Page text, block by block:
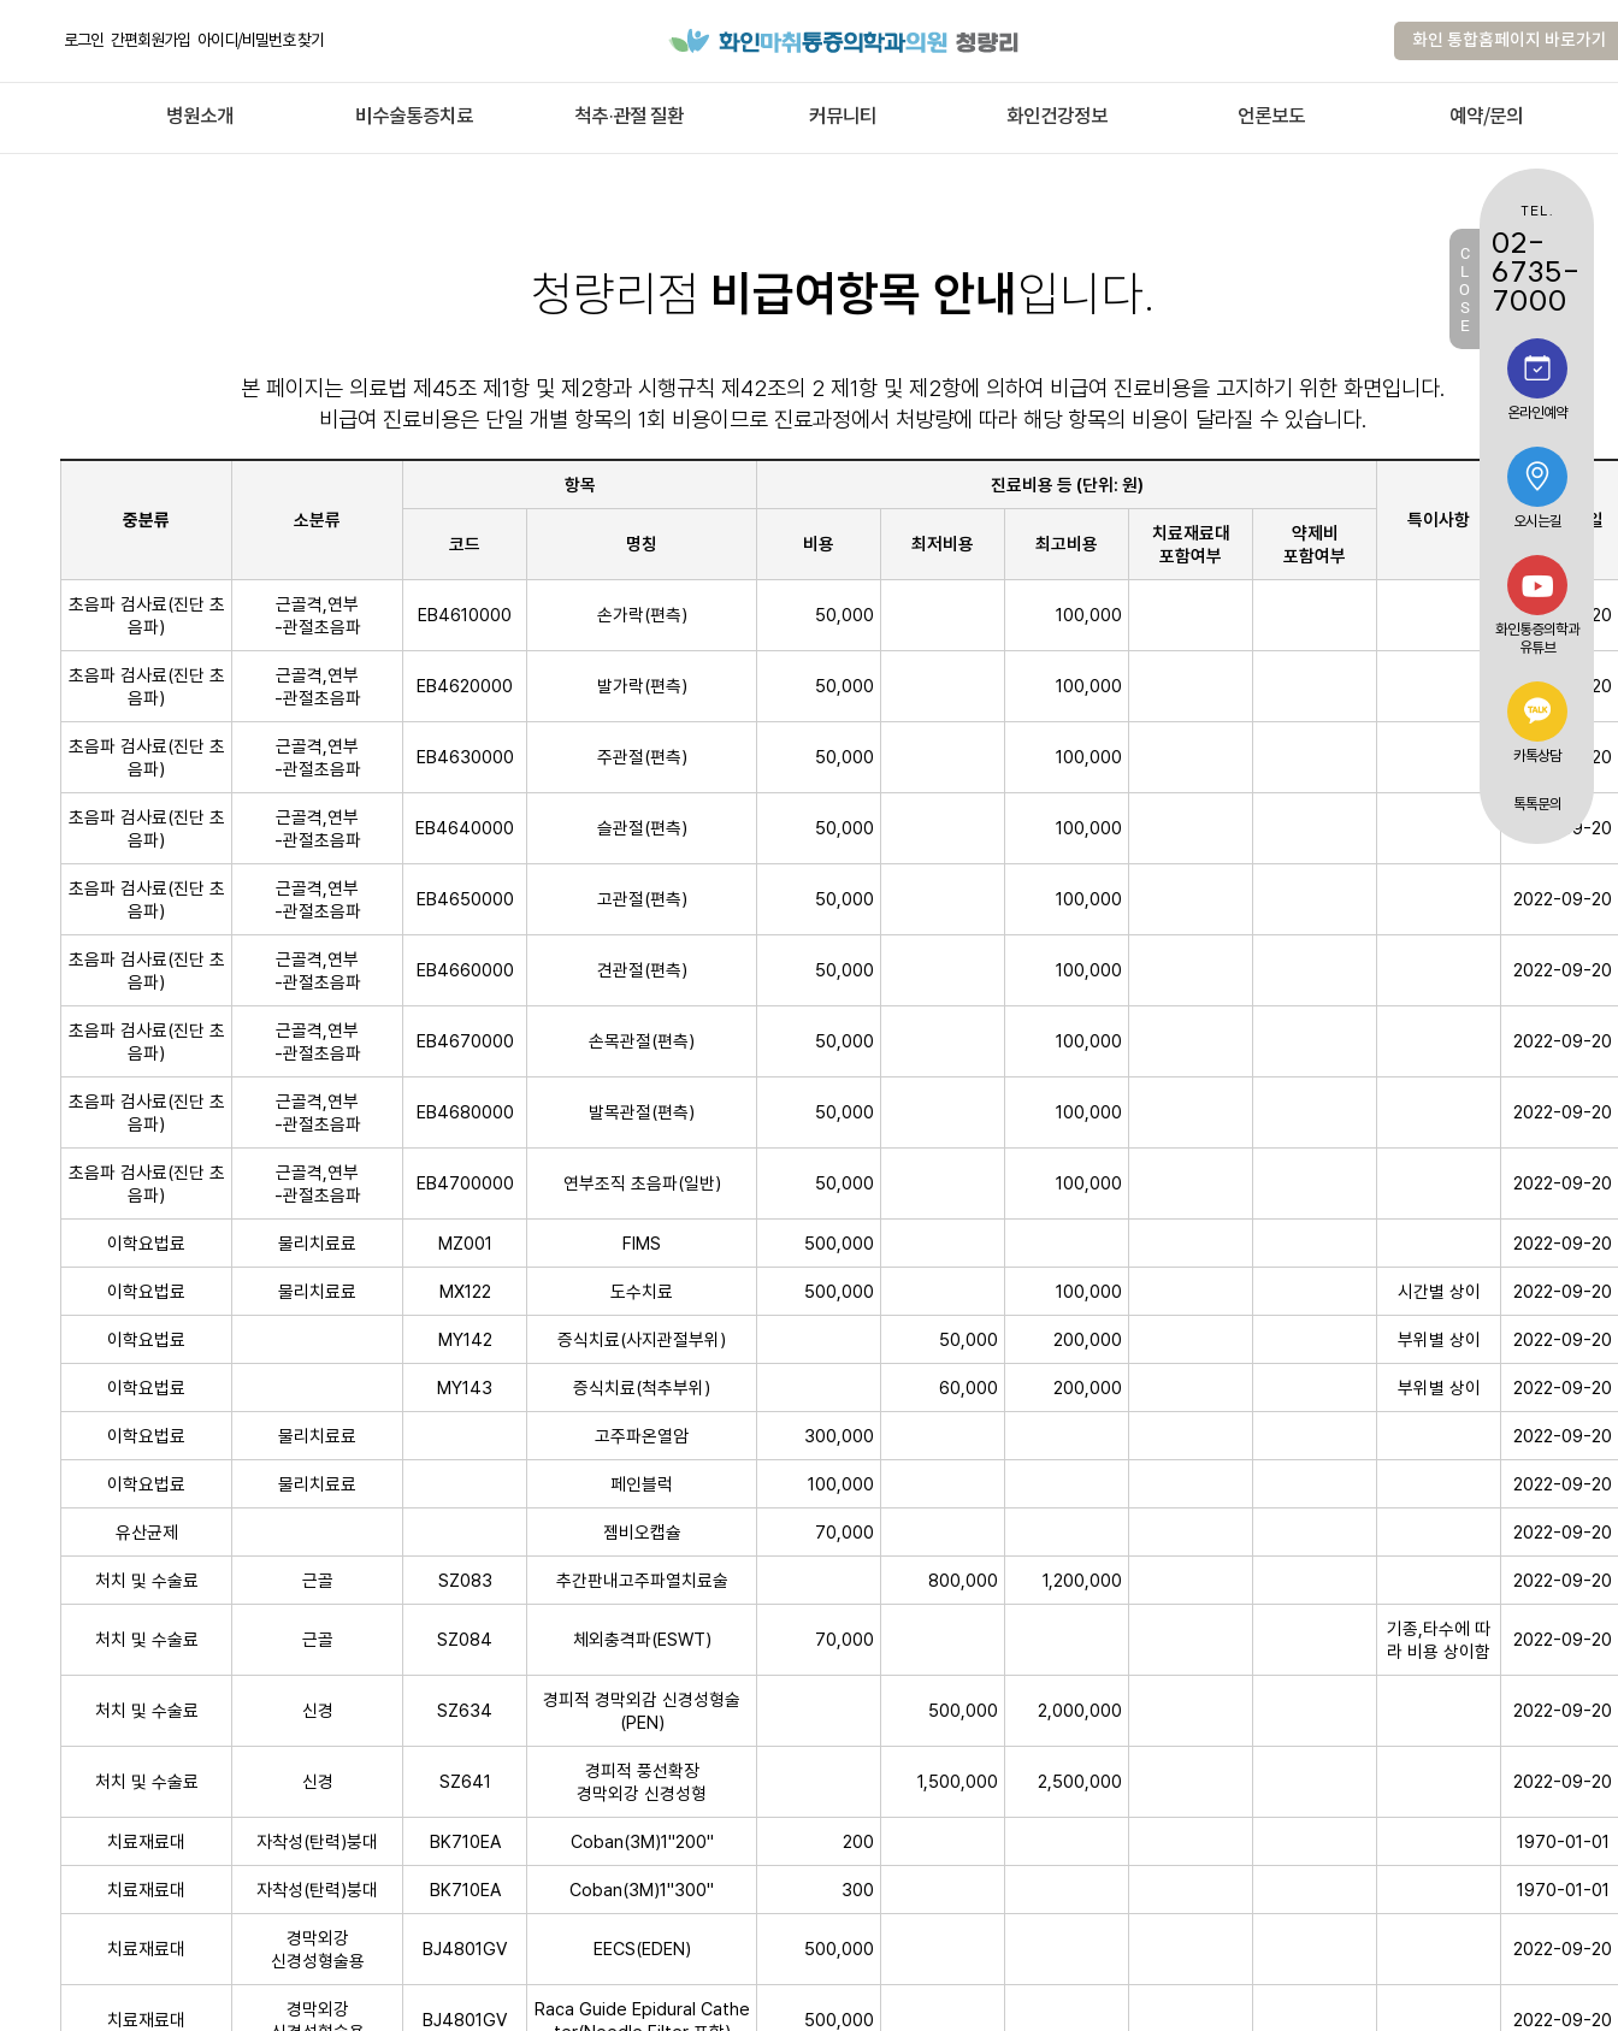
로그인 간편회원가입 아이디/비밀번호 찾기 화인 통합홈페이지 바로가기
병원소개 비수술통증치료 척추·관절 질환 커뮤니티 화인건강정보 언론보도 예약/문의
청량리점 비급여항목 안내 입니다.
본 페이지는 의료법 제45조 제1항 및 제2항과 시행규칙 제42조의 2 제1항 및 제2항에 의하여 비급여 진료비용을 고지하기 위한 화면입니다.
비급여 진료비용은 단일 개별 항목의 1회 비용이므로 진료과정에서 처방량에 따라 해당 항목의 비용이 달라질 수 있습니다.
중분류 소분류
항목
진료비용 등 (단위: 원)
특이사항
최종 변경일
코드
명칭 비용 최저비용 최고비용
치료재료대
포함여부
약제비
포함여부
초음파 검사료(진단 초
음파)
근골격,연부
-관절초음파
EB4610000 손가락(편측) 50,000 100,000 2022-09-20
초음파 검사료(진단 초
음파)
근골격,연부
-관절초음파
EB4620000 발가락(편측) 50,000 100,000 2022-09-20
초음파 검사료(진단 초
음파)
근골격,연부
-관절초음파
EB4630000 주관절(편측) 50,000 100,000 2022-09-20
초음파 검사료(진단 초
음파)
근골격,연부
-관절초음파
EB4640000 슬관절(편측) 50,000 100,000 2022-09-20
초음파 검사료(진단 초
음파)
근골격,연부
-관절초음파
EB4650000 고관절(편측) 50,000 100,000 2022-09-20
초음파 검사료(진단 초
음파)
근골격,연부
-관절초음파
EB4660000 견관절(편측) 50,000 100,000 2022-09-20
초음파 검사료(진단 초
음파)
근골격,연부
-관절초음파
EB4670000 손목관절(편측) 50,000 100,000 2022-09-20
초음파 검사료(진단 초
음파)
근골격,연부
-관절초음파
EB4680000 발목관절(편측) 50,000 100,000 2022-09-20
초음파 검사료(진단 초
음파)
근골격,연부
-관절초음파
EB4700000 연부조직 초음파(일반) 50,000 100,000 2022-09-20
이학요법료 물리치료료 MZ001 FIMS 500,000 2022-09-20
이학요법료 물리치료료 MX122 도수치료 500,000 100,000 시간별 상이 2022-09-20
이학요법료 MY142 증식치료(사지관절부위) 50,000 200,000 부위별 상이 2022-09-20
이학요법료 MY143 증식치료(척추부위) 60,000 200,000 부위별 상이 2022-09-20
이학요법료 물리치료료 고주파온열암 300,000 2022-09-20
이학요법료 물리치료료 페인블럭 100,000 2022-09-20
유산균제 젬비오캡슐 70,000 2022-09-20
처치 및 수술료 근골 SZ083 추간판내고주파열치료술 800,000 1,200,000 2022-09-20
처치 및 수술료 근골 SZ084 체외충격파(ESWT) 70,000
기종,타수에 따
라 비용 상이함
2022-09-20
처치 및 수술료 신경 SZ634
경피적 경막외감 신경성형술
(PEN)
500,000 2,000,000 2022-09-20
처치 및 수술료 신경 SZ641
경피적 풍선확장
경막외강 신경성형
1,500,000 2,500,000 2022-09-20
치료재료대 자착성(탄력)붕대 BK710EA Coban(3M)1"200" 200 1970-01-01
치료재료대 자착성(탄력)붕대 BK710EA Coban(3M)1"300" 300 1970-01-01
치료재료대
경막외강
신경성형술용
BJ4801GV EECS(EDEN) 500,000 2022-09-20
치료재료대
경막외강
BJ4801GV
Raca Guide Epidural Cathe
500,000 2022-09-20
C
L
O
S
E
TEL.
02-
6735-
7000
온라인예약
오시는길
화인통증의학과
유튜브
카톡상담
톡톡문의